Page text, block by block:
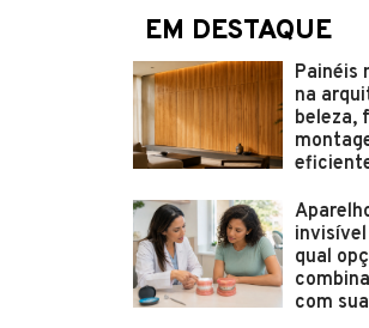
EM DESTAQUE
Painéis
na
beleza,
qual
com